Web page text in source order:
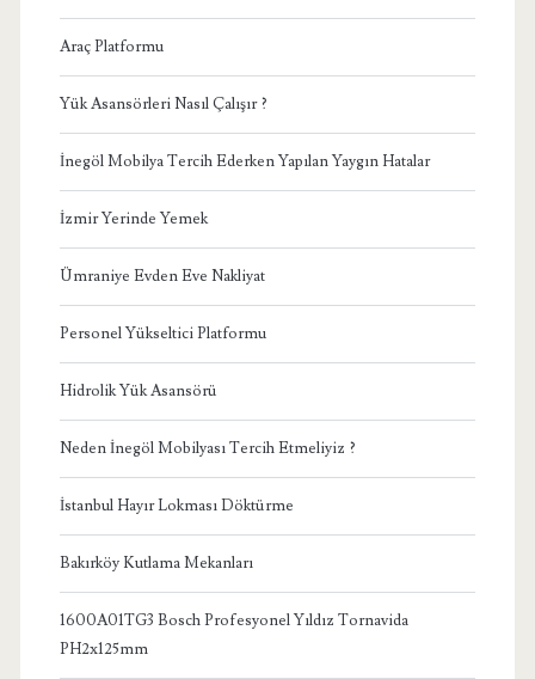
Araç Platformu
Yük Asansörleri Nasıl Çalışır ?
İnegöl Mobilya Tercih Ederken Yapılan Yaygın Hatalar
İzmir Yerinde Yemek
Ümraniye Evden Eve Nakliyat
Personel Yükseltici Platformu
Hidrolik Yük Asansörü
Neden İnegöl Mobilyası Tercih Etmeliyiz ?
İstanbul Hayır Lokması Döktürme
Bakırköy Kutlama Mekanları
1600A01TG3 Bosch Profesyonel Yıldız Tornavida
PH2x125mm